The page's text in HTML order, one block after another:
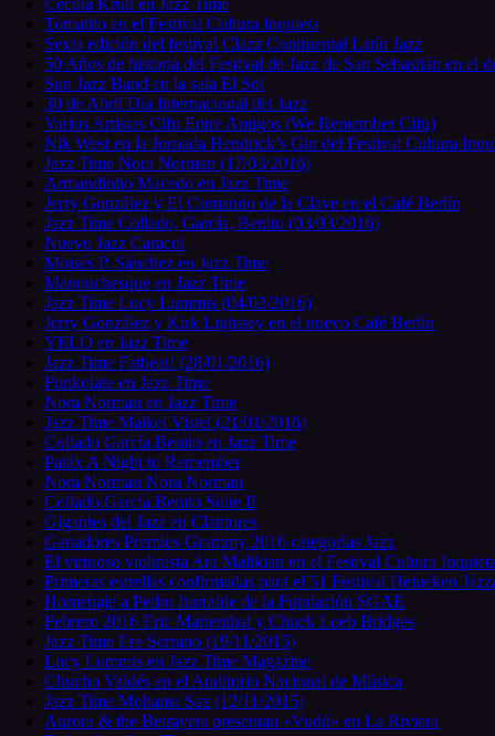
Cecilia Krull en Jazz Time
Tomatito en el Festival Cultura Inquieta
Sexta edición del festival Clazz Continental Latín Jazz
50 Años de historia del Festival de Jazz de San Sebastián en el
Sun Jazz Band en la sala El Sol
30 de Abril Día Internacional del Jazz
Varios Artistas Cifu Entre Amigos (We Remember Cifu)
Nik West en la Jornada Hendrick’s Gin del Festival Cultura
Jazz Time Nora Norman (17/03/2016)
Armandinho Macedo en Jazz Time
Jerry González y El Comando de la Clave en el Café Berlín
Jazz Time Collado, García, Benito (03/03/2016)
Nuevo Jazz Caracol
Moisés P. Sánchez en Jazz Time
Manouchesque en Jazz Time
Jazz Time Lucy Lummis (04/02/2016)
Jerry González y Kirk Lightsey en el nuevo Café Berlín
YELO en Jazz Time
Jazz Time Fatbeat! (28/01/2016)
Funkolate en Jazz Time
Nora Norman en Jazz Time
Jazz Time Maikel Vistel (21/01/2016)
Collado García Benito en Jazz Time
Patáx A Night to Remember
Nora Norman Nora Norman
Collado.García.Benito Suite II
Gigantes del Jazz en Clamores
Ganadores Premios Grammy 2016 categorías Jazz
El virtuoso violinista Ara Malikian en el Festival Cultura
Primeras estrellas confirmadas para el 51 Festival Heineken
Homenaje a Pedro Iturralde de la Fundación SGAE
Febrero 2016 Eric Marienthal y Chuck Loeb Bridges
Jazz Time Ere Serrano (19/11/2015)
Lucy Lummis en Jazz Time Magazine
Chucho Valdés en el Auditorio Nacional de Música
Jazz Time Mohama Saz (12/11/2015)
Aurora & the Betrayers presentan «Vudú» en La Riviera